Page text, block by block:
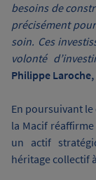
besoins de
précisément
soin. Ces
volonté
Philippe
En poursuivant
la Macif
un actif
héritage collectif